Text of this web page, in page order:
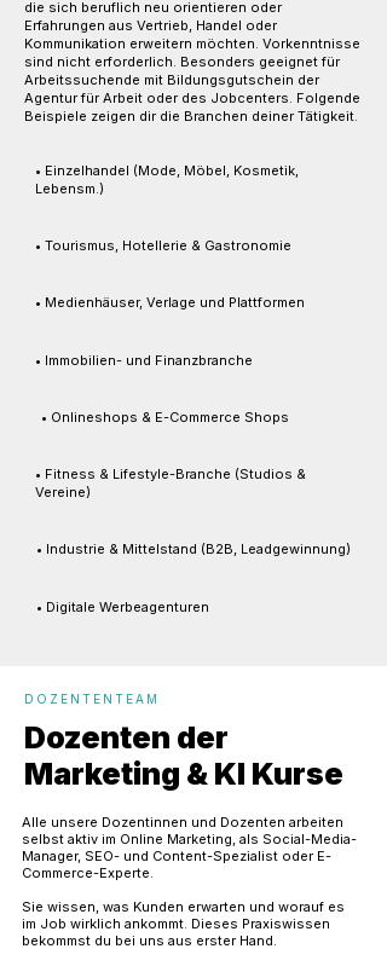
die sich beruflich neu orientieren oder
Erfahrungen aus Vertrieb, Handel oder
Kommunikation erweitern möchten. Vorkenntnisse
sind nicht erforderlich. Besonders geeignet für
Arbeitssuchende mit Bildungsgutschein der
Agentur für Arbeit oder des Jobcenters. Folgende
Beispiele zeigen dir die Branchen deiner Tätigkeit.
• Einzelhandel (Mode, Möbel, Kosmetik,
Lebensm.)
• Tourismus, Hotellerie & Gastronomie
• Medienhäuser, Verlage und Plattformen
• Immobilien- und Finanzbranche
• Onlineshops & E-Commerce Shops
• Fitness & Lifestyle-Branche (Studios &
Vereine)
• Industrie & Mittelstand (B2B, Leadgewinnung)
• Digitale Werbeagenturen
DOZENTENTEAM
Dozenten der
Marketing & KI Kurse
Alle unsere Dozentinnen und Dozenten arbeiten
selbst aktiv im Online Marketing, als Social-Media-
Manager, SEO- und Content-Spezialist oder E-
Commerce-Experte.
Sie wissen, was Kunden erwarten und worauf es
im Job wirklich ankommt. Dieses Praxiswissen
bekommst du bei uns aus erster Hand.